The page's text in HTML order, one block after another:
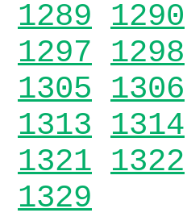
1289 1290
1297 1298
1305 1306
1313 1314
1321 1322
1329